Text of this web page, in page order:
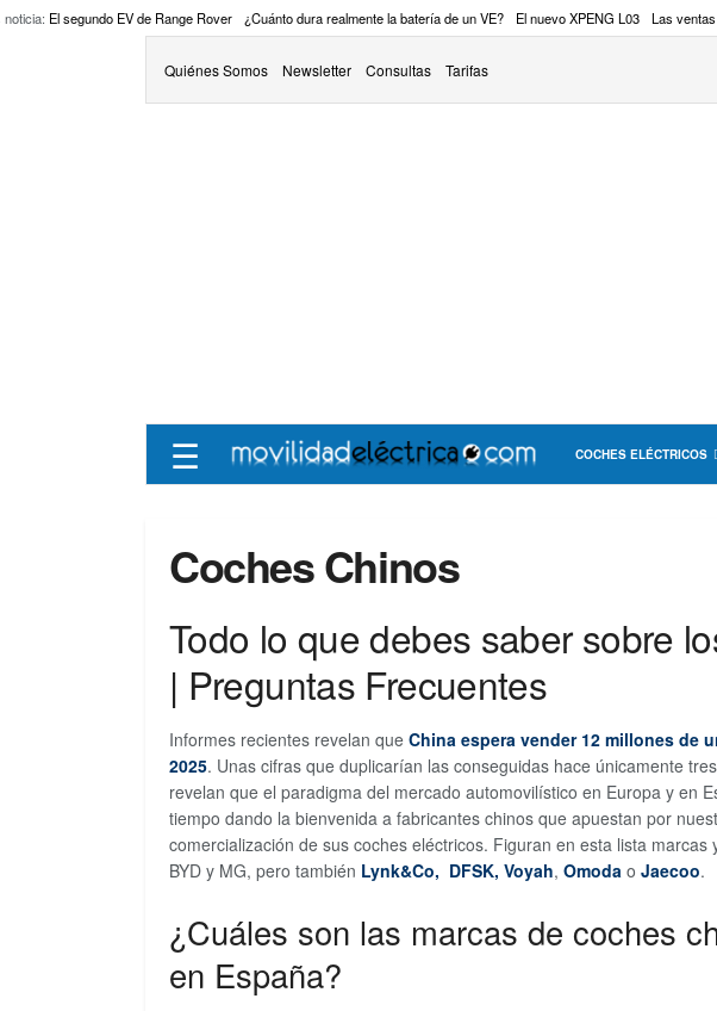
noticia: El segundo EV de Range Rover ¿Cuánto dura realmente la batería de un VE? El nuevo XPENG L03 Las
Quiénes Somos Newsletter Consultas Tarifas
☰ COCHES ELÉCTRICOS
Coches Chinos
Todo lo que debes saber sobre
| Preguntas Frecuentes
Informes recientes revelan que China espera vender 12 millones de
2025. Unas cifras que duplicarían las conseguidas hace únicamente
revelan que el paradigma del mercado automovilístico en Europa y en
tiempo dando la bienvenida a fabricantes chinos que apuestan por
comercialización de sus coches eléctricos. Figuran en esta lista marcas
BYD y MG, pero también Lynk&Co, DFSK, Voyah, Omoda o Jaecoo.
¿Cuáles son las marcas de coches
en España?